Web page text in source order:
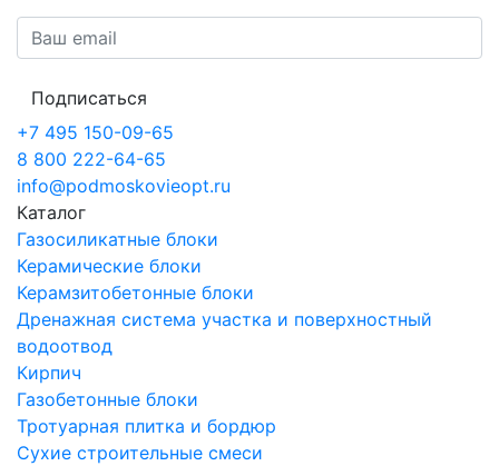
Подписаться
+7 495 150-09-65
8 800 222-64-65
info@podmoskovieopt.ru
Каталог
Газосиликатные блоки
Керамические блоки
Керамзитобетонные блоки
Дренажная система участка и поверхностный
водоотвод
Кирпич
Газобетонные блоки
Тротуарная плитка и бордюр
Сухие строительные смеси